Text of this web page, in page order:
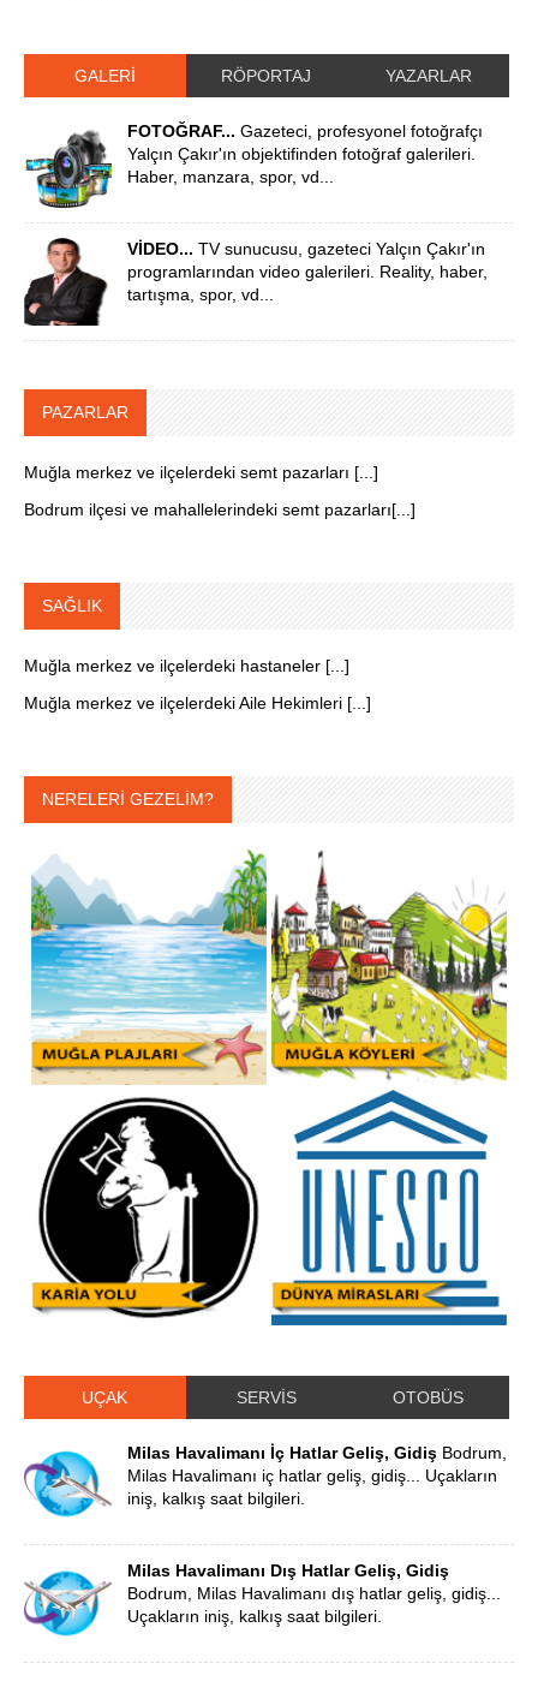
GALERİ RÖPORTAJ YAZARLAR
FOTOĞRAF... Gazeteci, profesyonel fotoğrafçı
Yalçın Çakır'ın objektifinden fotoğraf galerileri.
Haber, manzara, spor, vd...
VİDEO... TV sunucusu, gazeteci Yalçın Çakır'ın
programlarından video galerileri. Reality, haber,
tartışma, spor, vd...
PAZARLAR
Muğla merkez ve ilçelerdeki semt pazarları [...]
Bodrum ilçesi ve mahallelerindeki semt pazarları[...]
SAĞLIK
Muğla merkez ve ilçelerdeki hastaneler [...]
Muğla merkez ve ilçelerdeki Aile Hekimleri [...]
NERELERİ GEZELİM?
UÇAK SERVİS OTOBÜS
Milas Havalimanı İç Hatlar Geliş, Gidiş Bodrum,
Milas Havalimanı iç hatlar geliş, gidiş... Uçakların
iniş, kalkış saat bilgileri.
Milas Havalimanı Dış Hatlar Geliş, Gidiş
Bodrum, Milas Havalimanı dış hatlar geliş, gidiş...
Uçakların iniş, kalkış saat bilgileri.